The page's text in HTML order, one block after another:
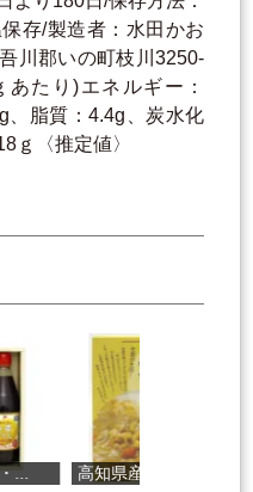
存/製造者：水田かお
川郡いの町枝川3250-
たり)エネルギー：
、脂質：4.4g、炭水化
ｇ〈推定値〉
... 高知県産 生...